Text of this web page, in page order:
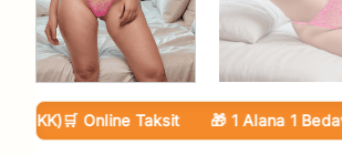
🛒 Online Taksit 🎁 1 Alana 1 Bedava —